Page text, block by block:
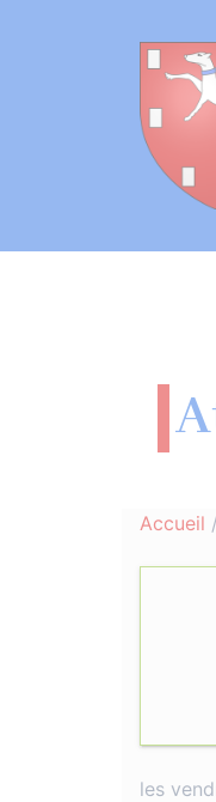
Accueil /
les